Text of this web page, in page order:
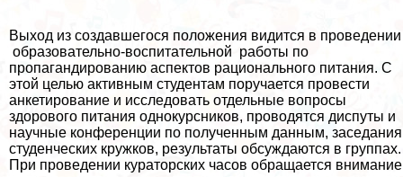
Выход из создавшегося положения видится в проведении
образовательно-воспитательной работы по
пропагандированию аспектов рационального питания. С
этой целью активным студентам поручается провести
анкетирование и исследовать отдельные вопросы
здорового питания однокурсников, проводятся диспуты и
научные конференции по полученным данным, заседания
студенческих кружков, результаты обсуждаются в группах.
При проведении кураторских часов обращается внимание